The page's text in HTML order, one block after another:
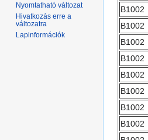
B1002
B1002
B1002
B1002
B1002
B1002
B1002
B1002
Nyomtatható változat
Hivatkozás erre a
változatra
Lapinformációk